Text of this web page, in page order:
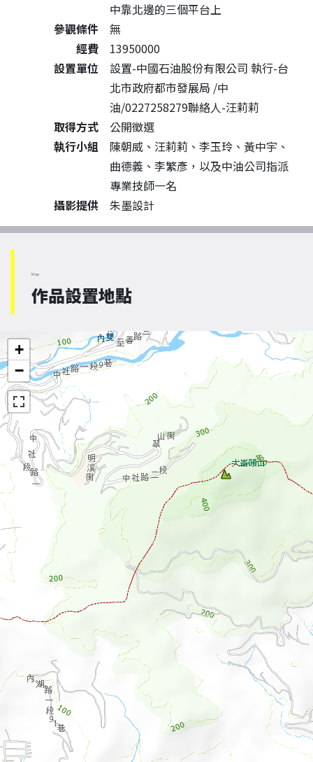
中靠北邊的三個平台上
參觀條件
無
經費
13950000
設置單位
設置-中國石油股份有限公司 執行-台
北市政府都市發展局 /中
油/0227258279聯絡人-汪莉莉
取得方式
公開徵選
執行小組
陳朝威、汪莉莉、李玉玲、黃中宇、
曲德義、李繁彥，以及中油公司指派
專業技師一名
攝影提供
朱墨設計
Map
作品設置地點
+
−